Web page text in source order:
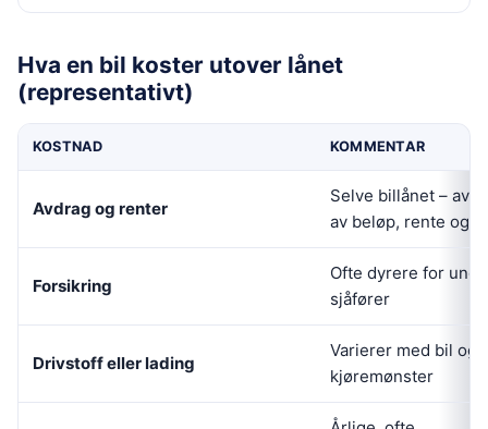
Hva en bil koster utover lånet
(representativt)
KOSTNAD KOMMENTAR
Avdrag og renter
Selve billånet –
av beløp, rente og
Forsikring
Ofte dyrere for unge
sjåfører
Drivstoff eller lading
Varierer med bil og
kjøremønster